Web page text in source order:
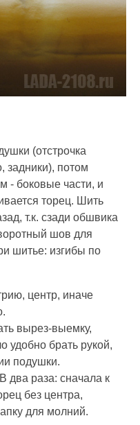
(отстрочка
задники), потом
- боковые части, и
торец. Шить
т.к. сзади обшвика
шов для
шитье: изгибы по
центр, иначе
вырез-выемку,
удобно брать рукой,
подушки.
два раза: сначала к
без центра,
для молний.